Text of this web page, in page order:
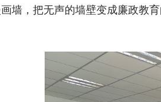
墙，把无声的墙壁变成廉政教